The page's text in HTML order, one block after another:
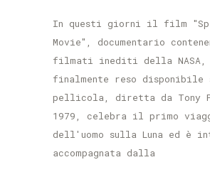
In questi giorni il film
Movie", documentario
filmati inediti della NASA,
finalmente reso disponibile
pellicola, diretta da Tony
1979, celebra il primo
dell'uomo sulla Luna ed è
accompagnata dalla